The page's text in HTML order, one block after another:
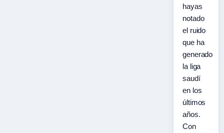
hayas
notado
el ruido
que ha
generado
la liga
saudí
en los
últimos
años.
Con